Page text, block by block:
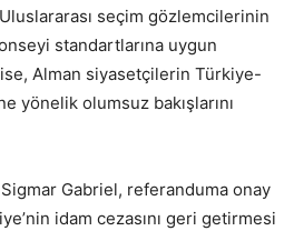
seçim gözlemcilerinin
standartlarına uygun
ise, Alman siyasetçilerin Türkiye-
yönelik olumsuz bakışlarını
Sigmar Gabriel, referanduma onay
idam cezasını geri getirmesi